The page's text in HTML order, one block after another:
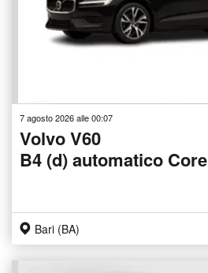
7 agosto 2026 alle 00:07
Volvo V60
B4 (d) automatico Core
Bari (BA)